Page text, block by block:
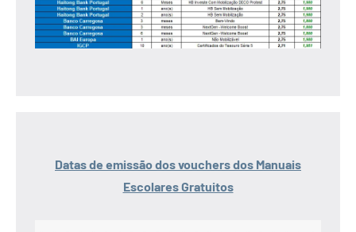
Datas de emissão dos vouchers dos Manuais
Escolares Gratuitos